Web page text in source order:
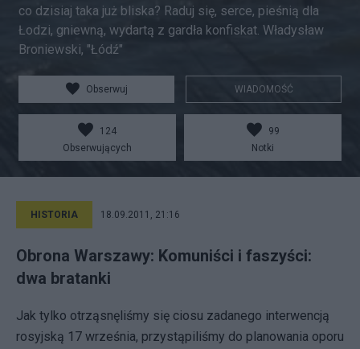
co dzisiaj taka już bliska? Raduj się, serce, pieśnią dla
Łodzi, gniewną, wydartą z gardła konfiskat. Władysław
Broniewski, "Łódź"
Obserwuj WIADOMOŚĆ
124
Obserwujących
99
Notki
HISTORIA 18.09.2011, 21:16
Obrona Warszawy: Komuniści i faszyści:
dwa bratanki
Jak tylko otrząsnęliśmy się ciosu zadanego interwencją
rosyjską 17 września, przystąpiliśmy do planowania oporu